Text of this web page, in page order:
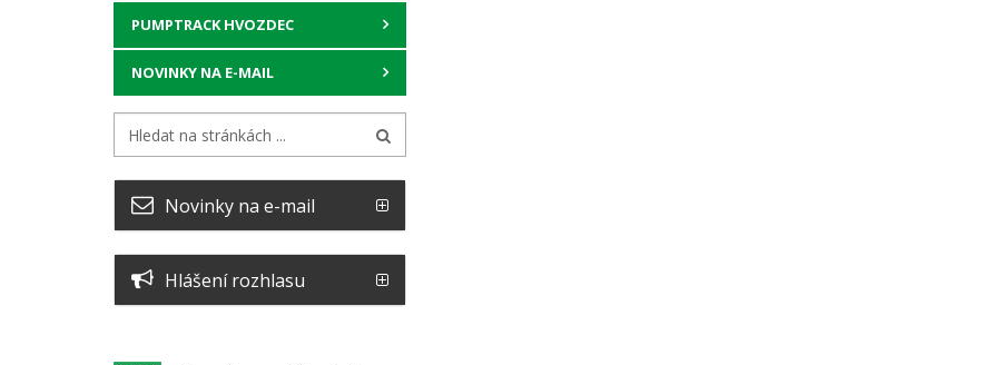
PUMPTRACK HVOZDEC
NOVINKY NA E-MAIL
Novinky na e-mail
Hlášení rozhlasu